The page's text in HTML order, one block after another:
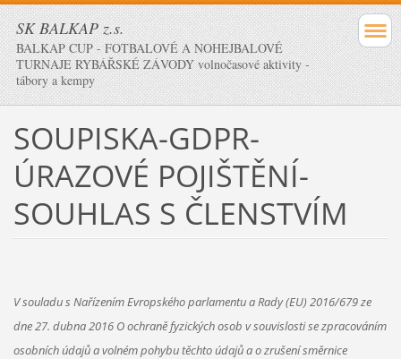
SK BALKAP z.s.
BALKAP CUP - FOTBALOVÉ A NOHEJBALOVÉ
TURNAJE RYBÁŘSKÉ ZÁVODY volnočasové aktivity -
tábory a kempy
SOUPISKA-GDPR-
ÚRAZOVÉ POJIŠTĚNÍ-
SOUHLAS S ČLENSTVÍM
V souladu s Nařízením Evropského parlamentu a Rady (EU) 2016/679 ze
dne 27. dubna 2016 O ochraně fyzických osob v souvislosti se zpracováním
osobních údajů a volném pohybu těchto údajů a o zrušení směrnice